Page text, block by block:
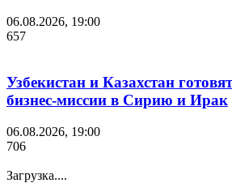
06.08.2026, 19:00
657
Узбекистан и Казахстан
бизнес-миссии в Сирию и Ирак
06.08.2026, 19:00
706
Загрузка....